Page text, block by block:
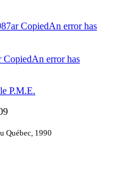
CopiedAn error has
CopiedAn error has
P.M.E.
Québec, 1990